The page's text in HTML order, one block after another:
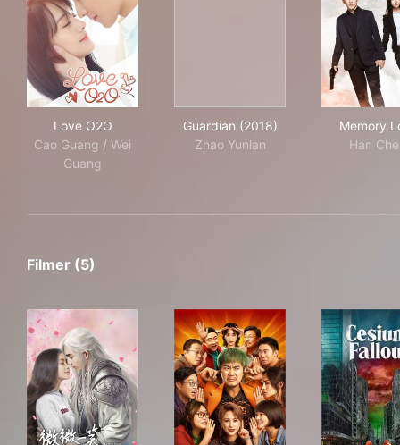
Love O2O
Cao Guang / Wei
Guang
Guardian (2018)
Zhao Yunlan
Memory
Han
Filmer (5)